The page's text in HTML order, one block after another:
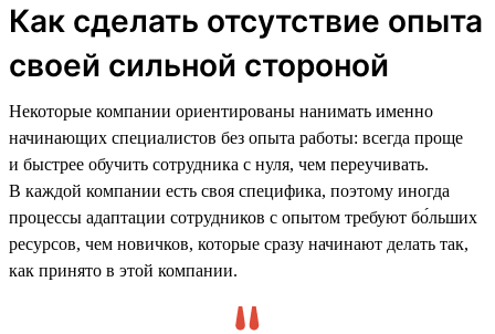
Как сделать отсутствие опыта
своей сильной стороной
Некоторые компании ориентированы нанимать именно
начинающих специалистов без опыта работы: всегда проще
и быстрее обучить сотрудника с нуля, чем переучивать.
В каждой компании есть своя специфика, поэтому иногда
процессы адаптации сотрудников с опытом требуют бо́льших
ресурсов, чем новичков, которые сразу начинают делать так,
как принято в этой компании.